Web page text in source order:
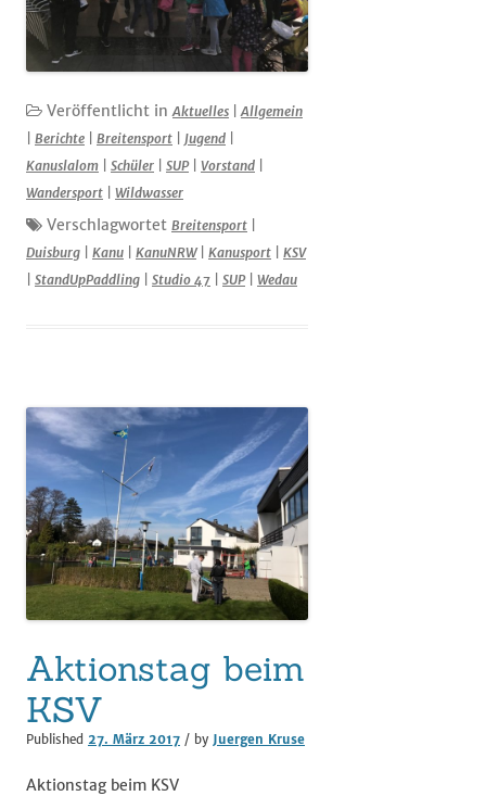
Veröffentlicht inAktuelles |Allgemein
Berichte Breitensport Jugend
Kanuslalom
Schüler SUP| Vorstand
Wandersport
Wildwasser
Verschlagwortet Breitensport
Duisburg
Kanu KanuNRW| Kanusport
KSV
StandUpPaddling Studio 47 SUP| Wedau
Aktionstag beim
KSV
Published 27. März 2017 / by Juergen Kruse
Aktionstag beim KSV